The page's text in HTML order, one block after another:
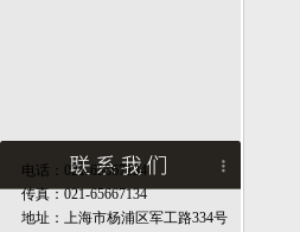
电话：021-65667134
传真：021-65667134
地址：上海市杨浦区军工路334号